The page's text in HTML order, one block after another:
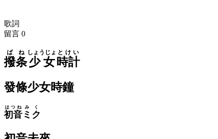
歌詞
留言 0
撥条
ばね
少女
しょうじょ
時計
とけい
發條少女時鐘
初音
はつね
ミク
みく